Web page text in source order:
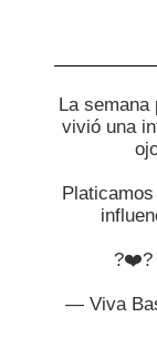
La semana
vivió una
?❤️?
— Viva